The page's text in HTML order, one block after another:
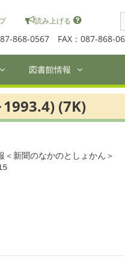
読み上げる
868-0567 FAX：087-868-
図書館情報
1993.4) (7K)
新聞のなかのとしょかん＞